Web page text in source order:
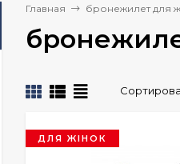
Главная бронежилет для
ДЛЯ ЖІНОК